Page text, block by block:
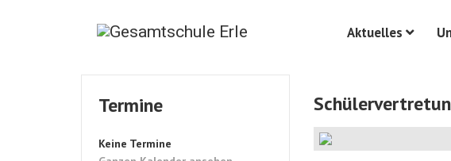
Aktuelles
Termine
Keine Termine